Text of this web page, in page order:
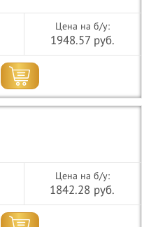
Цена на б/у:
1948.57 руб.
Цена на б/у:
1842.28 руб.